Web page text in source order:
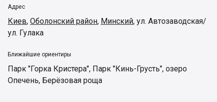
Адрес
Киев, Оболонский район, Минский, ул. Автозаводская/
ул. Гулака
Ближайшие ориентиры
Парк "Горка Кристера", Парк "Кинь-Грусть", озеро
Опечень, Берёзовая роща